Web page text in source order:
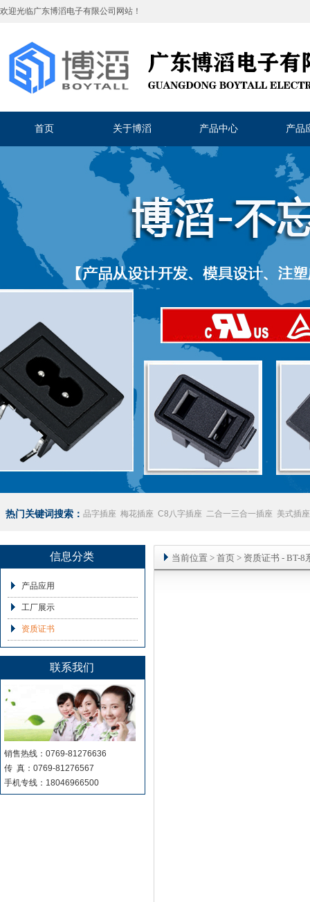
欢迎光临广东博滔电子有限公司 网站！
首页 关于博滔 产品中心 产品
热门关键词搜索： 品字插座 梅花插座 C8八字插座 二合一三合一插座 美式插座
信息分类
产品应用
工厂展示
资质证书
联系我们
销售热线：0769-81276636
传 真：0769-81276567
手机专线：18046966500
当前位置 > 首页 > 资质证书 - BT-8